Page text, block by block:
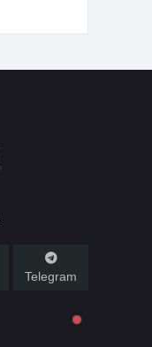
Telegram